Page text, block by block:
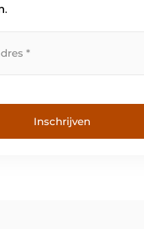
Inschrijven